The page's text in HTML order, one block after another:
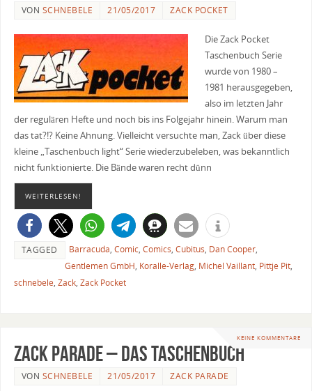
VON SCHNEBELE 21/05/2017 ZACK POCKET
Die Zack Pocket
Taschenbuch Serie
wurde von 1980 –
1981 herausgegeben,
also im letzten Jahr
der regulären Hefte und noch bis ins Folgejahr hinein. Warum man
das tat?!? Keine Ahnung. Vielleicht versuchte man, Zack über diese
kleine „Taschenbuch light“ Serie wiederzubeleben, was bekanntlich
nicht funktionierte. Die Bände waren recht dünn
WEITERLESEN!
TAGGED Barracuda, Comic, Comics, Cubitus, Dan Cooper,
Gentlemen GmbH, Koralle-Verlag, Michel Vaillant, Pittje Pit,
schnebele, Zack, Zack Pocket
KEINE KOMMENTARE
Zack Parade – Das Taschenbuch
VON SCHNEBELE 21/05/2017 ZACK PARADE